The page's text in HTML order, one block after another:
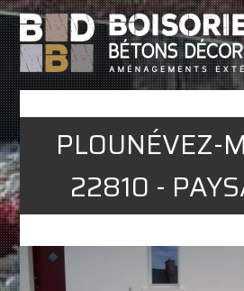
PLOUNÉVEZ-
22810 -